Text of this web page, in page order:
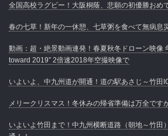
全国高校ラグビー！大阪桐蔭、悲願の初優勝おめ
春の七草！新年の一休憩、七草粥を食べて無病息
動画：超・絶景動画連発！春夏秋冬ドローン映像
toward 2019” 2倍速2018年空撮映像で
いよいよ、中九州道が開通！道の駅あさじ～竹田
メリークリスマス！冬休みの帰省準備は万全です
いよいよ竹田まで！中九州横断道路（朝地～竹田